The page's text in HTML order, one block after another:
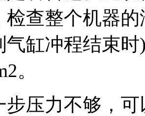
检查整个机器
气缸冲程结束
。
步压力不够，